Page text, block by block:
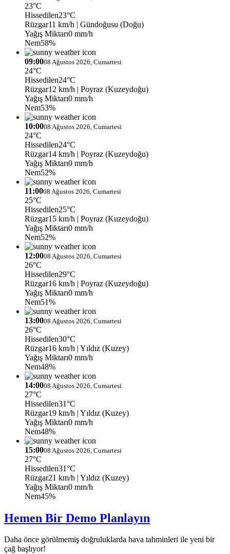
23°C
Hissedilen23°C
Rüzgar11 km/h | Gündoğusu (Doğu)
Yağış Miktarı0 mm/h
Nem58%
09:0008 Ağustos 2026, Cumartesi
24°C
Hissedilen24°C
Rüzgar12 km/h | Poyraz (Kuzeydoğu)
Yağış Miktarı0 mm/h
Nem53%
10:0008 Ağustos 2026, Cumartesi
24°C
Hissedilen24°C
Rüzgar14 km/h | Poyraz (Kuzeydoğu)
Yağış Miktarı0 mm/h
Nem52%
11:0008 Ağustos 2026, Cumartesi
25°C
Hissedilen25°C
Rüzgar15 km/h | Poyraz (Kuzeydoğu)
Yağış Miktarı0 mm/h
Nem52%
12:0008 Ağustos 2026, Cumartesi
26°C
Hissedilen29°C
Rüzgar16 km/h | Poyraz (Kuzeydoğu)
Yağış Miktarı0 mm/h
Nem51%
13:0008 Ağustos 2026, Cumartesi
26°C
Hissedilen30°C
Rüzgar16 km/h | Yıldız (Kuzey)
Yağış Miktarı0 mm/h
Nem48%
14:0008 Ağustos 2026, Cumartesi
27°C
Hissedilen31°C
Rüzgar19 km/h | Yıldız (Kuzey)
Yağış Miktarı0 mm/h
Nem48%
15:0008 Ağustos 2026, Cumartesi
27°C
Hissedilen31°C
Rüzgar21 km/h | Yıldız (Kuzey)
Yağış Miktarı0 mm/h
Nem45%
Hemen Bir Demo Planlayın
Daha önce görülmemiş doğruluklarda hava tahminleri ile yeni bir
çağ başlıyor!